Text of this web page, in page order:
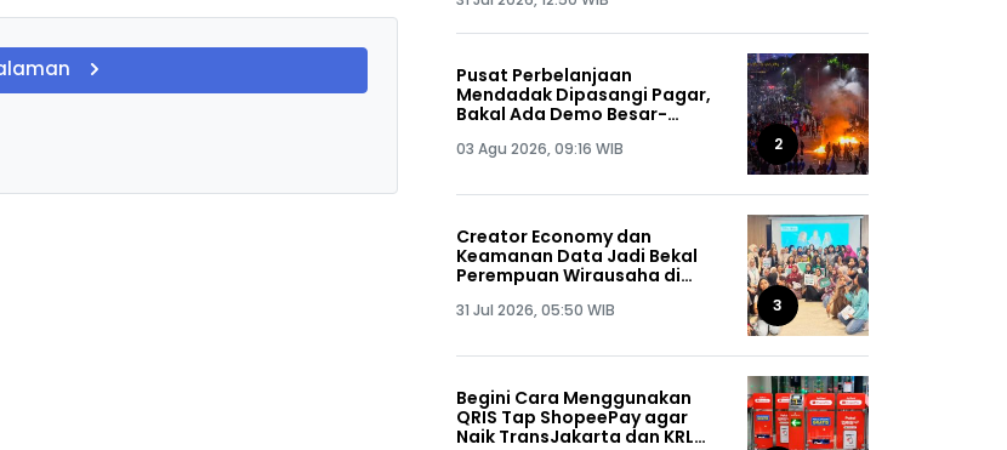
Pusat Perbelanjaan
Mendadak Dipasangi Pagar,
Bakal Ada Demo Besar-
03 Agu 2026, 09:16 WIB 2
Creator Economy dan
Keamanan Data Jadi Bekal
Perempuan Wirausaha di
31 Jul 2026, 05:50 WIB 3
Begini Cara Menggunakan
QRIS Tap ShopeePay agar
Naik TransJakarta dan KRL